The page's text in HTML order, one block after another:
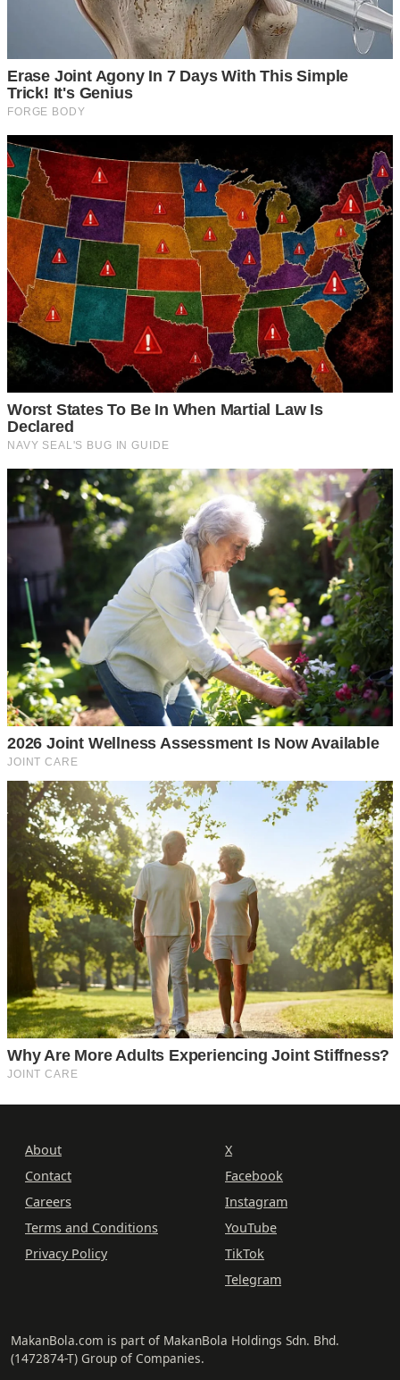
About
Contact
Careers
Terms and Conditions
Privacy Policy
X
Facebook
Instagram
YouTube
TikTok
Telegram
MakanBola.com is part of MakanBola Holdings Sdn. Bhd.
(1472874-T) Group of Companies.